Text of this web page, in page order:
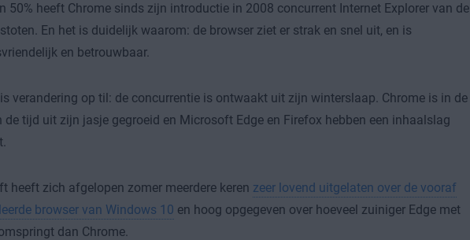
50% heeft Chrome sinds zijn introductie in 2008 concurrent Internet Explorer van de
En het is duidelijk waarom: de browser ziet er strak en snel uit, en is
en betrouwbaar.
verandering op til: de concurrentie is ontwaakt uit zijn winterslaap. Chrome is in de
de tijd uit zijn jasje gegroeid en Microsoft Edge en Firefox hebben een inhaalslag
heeft zich afgelopen zomer meerdere keren zeer lovend uitgelaten over de vooraf
browser van Windows 10 en hoog opgegeven over hoeveel zuiniger Edge met
dan Chrome.